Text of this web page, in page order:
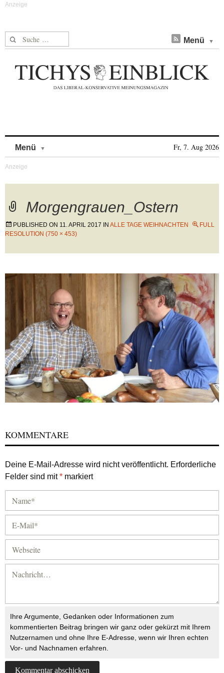
Suche nach: Menü
Menü Fr, 7. Aug 2026
Morgengrauen_Ostern
PUBLISHED ON 11. APRIL 2017 IN ALLE TAGE WEIHNACHTEN
FULL
RESOLUTION (750 × 453)
KOMMENTARE
Deine E-Mail-Adresse wird nicht veröffentlicht. Erforderliche
Felder sind mit* markiert
Ihre Argumente, Gedanken oder Informationen zum
kommentierten Beitrag bringen wir ganz oder gekürzt mit Ihrem
Nutzernamen und ohne Ihre E-Adresse, wenn wir Ihren echten
Vor- und Nachnamen erfahren.